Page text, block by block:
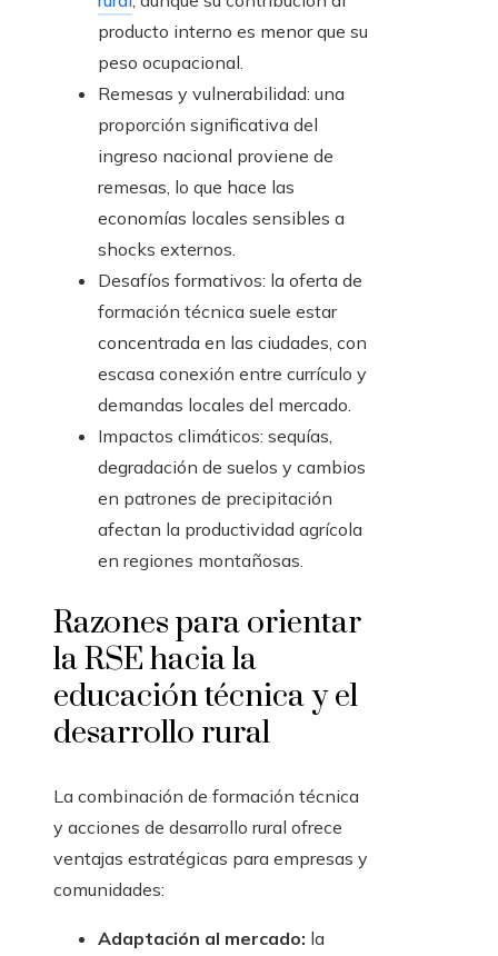
producto interno es menor que su
peso ocupacional.
Remesas y vulnerabilidad: una
proporción significativa del
ingreso nacional proviene de
remesas, lo que hace las
economías locales sensibles a
shocks externos.
Desafíos formativos: la oferta de
formación técnica suele estar
concentrada en las ciudades, con
escasa conexión entre currículo y
demandas locales del mercado.
Impactos climáticos: sequías,
degradación de suelos y cambios
en patrones de precipitación
afectan la productividad agrícola
en regiones montañosas.
Razones para orientar
la RSE hacia la
educación técnica y el
desarrollo rural
La combinación de formación técnica
y acciones de desarrollo rural ofrece
ventajas estratégicas para empresas y
comunidades:
Adaptación al mercado: la